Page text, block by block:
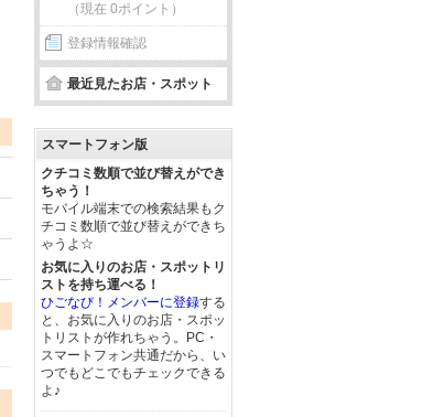
（現在 0ポイント）
登録情報確認
最近見たお店・スポット
スマートフォン版
クチコミ数順で並び替えができ
ちゃう！
モバイル端末での検索結果もク
チコミ数順で並び替えができち
ゃうよ☆
お気に入りのお店・スポットリ
ストを持ち運べる！
ひごなび！メンバーに登録する
と、お気に入りのお店・スポッ
トリストが作れちゃう。PC・
スマートフォン共通だから、い
つでもどこでもチェックできる
よ♪